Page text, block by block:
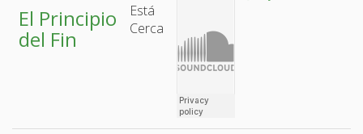
El Principio
del Fin
Está
Cerca